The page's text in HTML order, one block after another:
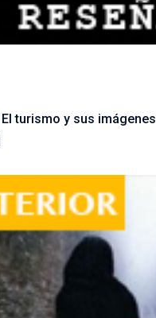
turismo y sus imágenes